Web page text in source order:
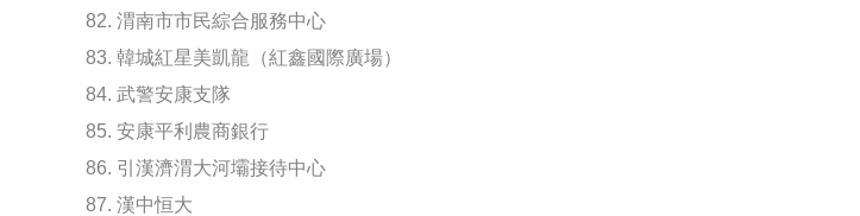
82. 渭南市市民綜合服務中心
83. 韓城紅星美凱龍（紅鑫國際廣場）
84. 武警安康支隊
85. 安康平利農商銀行
86. 引漢濟渭大河壩接待中心
87. 漢中恒大